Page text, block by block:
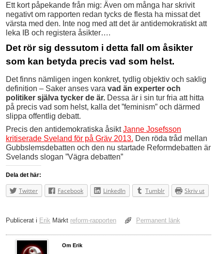
Ett kort påpekande från mig: Även om många har skrivit
negativt om rapporten redan tycks de flesta ha missat det
värsta med den. Inte nog med att det är antidemokratiskt att
leka IB och registera åsikter….
Det rör sig dessutom i detta fall om åsikter
som kan betyda precis vad som helst.
Det finns nämligen ingen konkret, tydlig objektiv och saklig
definition – Saker anses vara vad än experter och
politiker själva tycker de är. Dessa är i sin tur fria att hitta
på precis vad som helst, kalla det ”feminism” och därmed
slippa offentlig debatt.
Precis den antidemokratiska åsiktJanne Josefsson
kritiserade Sveland för på Gräv 2013. Den röda tråd mellan
Gubbslemsdebatten och den nu startade Reformdebatten är
Svelands slogan ”Vägra debatten”
Dela det här:
Twitter Facebook LinkedIn Tumblr Skriv ut
Publicerat i Erik Märkt reform-rapporten Permanent länk
Om Erik